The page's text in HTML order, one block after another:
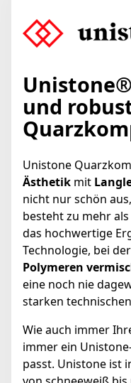
und
Unistone
Ästhetik mit
nicht nur schön
besteht zu mehr
das hochwertige
Technologie, bei der
Polymeren
eine noch nie
starken
Wie auch immer
immer ein
passt. Unistone ist